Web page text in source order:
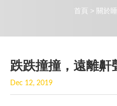
首頁 > 關於
跌跌撞撞，遠離鼾
Dec 12, 2019